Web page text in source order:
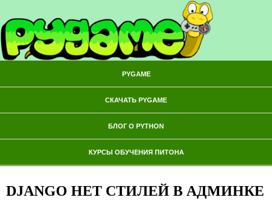
PYGAME
СКАЧАТЬ PYGAME
БЛОГ О PYTHON
КУРСЫ ОБУЧЕНИЯ ПИТОНА
DJANGO НЕТ СТИЛЕЙ В АДМИНКЕ